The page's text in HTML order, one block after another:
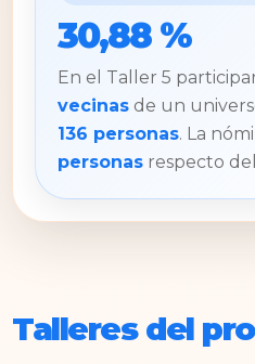
30,88 %
En el Taller 5
vecinas de un
136 personas. La
personas respecto
Talleres del